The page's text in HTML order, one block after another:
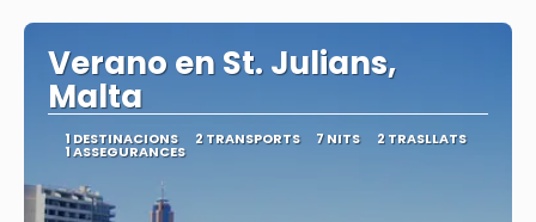
Verano en St. Julians,
Malta
1 DESTINACIONS 2 TRANSPORTS 7 NITS 2 TRASLLATS
1 ASSEGURANCES